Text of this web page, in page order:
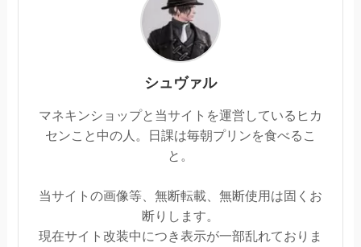
シュヴァル
マネキンショップと当サイトを運営しているヒカ
センこと中の人。日課は毎朝プリンを食べるこ
と。
当サイトの画像等、無断転載、無断使用は固くお
断りします。
現在サイト改装中につき表示が一部乱れておりま